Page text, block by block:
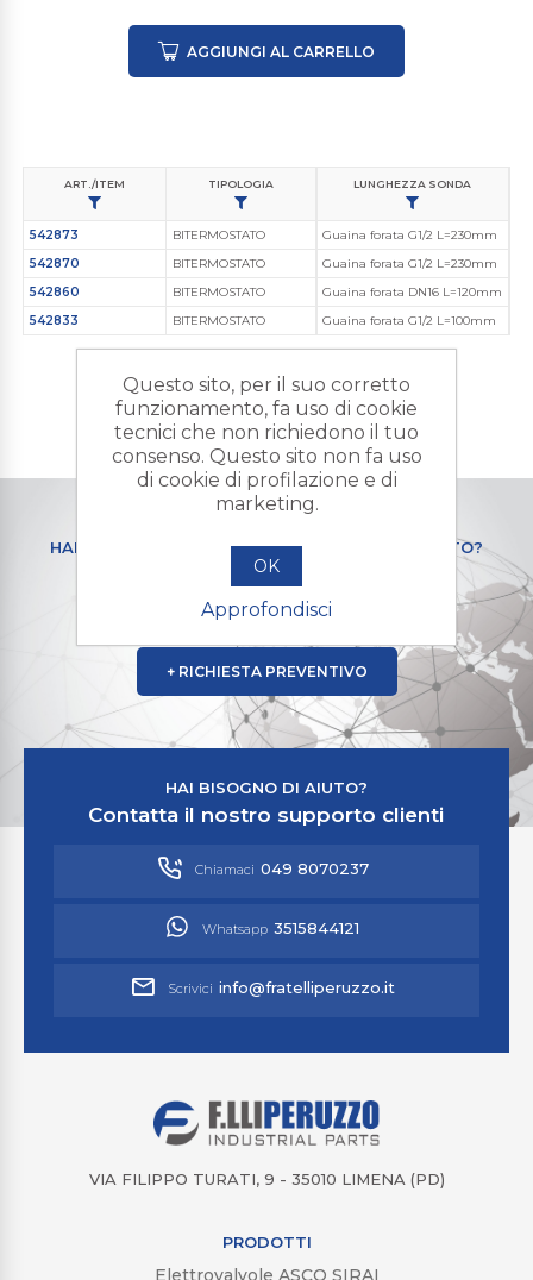
AGGIUNGI AL CARRELLO
ART./ITEM TIPOLOGIA LUNGHEZZA SONDA
542873 BITERMOSTATO
Guaina forata G1/2 L=230mm
542870
BITERMOSTATO
Guaina forata G1/2 L=230mm
542860
BITERMOSTATO
Guaina forata DN16 L=120mm
542833
BITERMOSTATO Guaina forata G1/2 L=100mm
HAI BISOGNO DI UN PRODOTTO PERSONALIZZATO?
Contattaci e mandaci la tua
richiesta di preventivo
+ RICHIESTA PREVENTIVO
HAI BISOGNO DI AIUTO?
Contatta il nostro supporto clienti
Chiamaci 049 8070237
Whatsapp 3515844121
Scrivici info@fratelliperuzzo.it
VIA FILIPPO TURATI, 9 - 35010 LIMENA (PD)
PRODOTTI
Questo sito, per il suo corretto
funzionamento, fa uso di cookie
tecnici che non richiedono il tuo
consenso. Questo sito non fa uso
di cookie di profilazione e di
marketing.
OK
Approfondisci